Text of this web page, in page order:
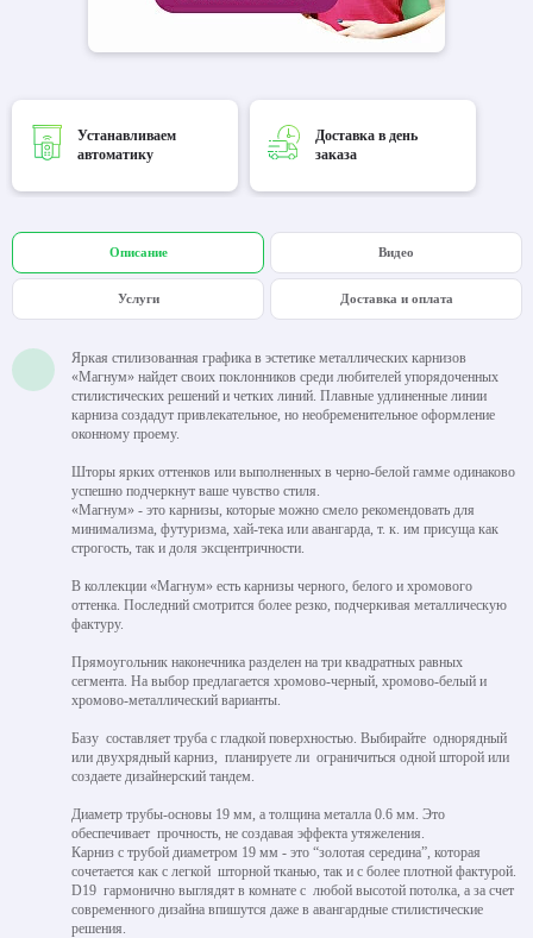
Устанавливаем
автоматику
Доставка в день
заказа
Описание Видео
Услуги Доставка и оплата
Яркая стилизованная графика в эстетике металлических карнизов
«Магнум» найдет своих поклонников среди любителей упорядоченных
стилистических решений и четких линий. Плавные удлиненные линии
карниза создадут привлекательное, но необременительное оформление
оконному проему.
Шторы ярких оттенков или выполненных в черно-белой гамме одинаково
успешно подчеркнут ваше чувство стиля.
«Магнум» - это карнизы, которые можно смело рекомендовать для
минимализма, футуризма, хай-тека или авангарда, т. к. им присуща как
строгость, так и доля эксцентричности.
В коллекции «Магнум» есть карнизы черного, белого и хромового
оттенка. Последний смотрится более резко, подчеркивая металлическую
фактуру.
Прямоугольник наконечника разделен на три квадратных равных
сегмента. На выбор предлагается хромово-черный, хромово-белый и
хромово-металлический варианты.
Базу составляет труба с гладкой поверхностью. Выбирайте однорядный
или двухрядный карниз, планируете ли ограничиться одной шторой или
создаете дизайнерский тандем.
Диаметр трубы-основы 19 мм, а толщина металла 0.6 мм. Это
обеспечивает прочность, не создавая эффекта утяжеления.
Карниз с трубой диаметром 19 мм - это “золотая середина”, которая
сочетается как с легкой шторной тканью, так и с более плотной фактурой.
D19 гармонично выглядят в комнате с любой высотой потолка, а за счет
современного дизайна впишутся даже в авангардные стилистические
решения.